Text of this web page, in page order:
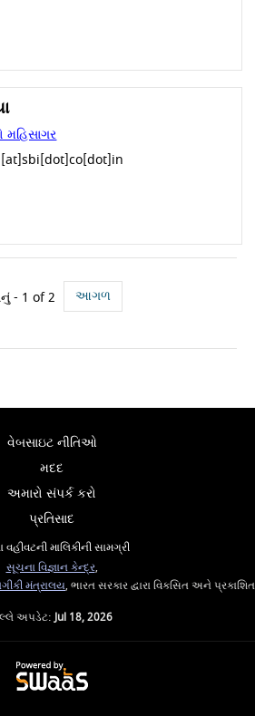
મહિસાગર
- 1 of 2 આગળ
વેબસાઇટ નીતિઓ
મદદ
અમારો સંપર્ક કરો
પ્રતિસાદ
વહીવટની માલિકીની સામગ્રી
સૂચના વિજ્ઞાન કેન્દ્ર,
મંત્રાલય, ભારત સરકાર દ્વારા વિકસિત અને પ્રકાશિત
અપડેટ:Jul 18, 2026